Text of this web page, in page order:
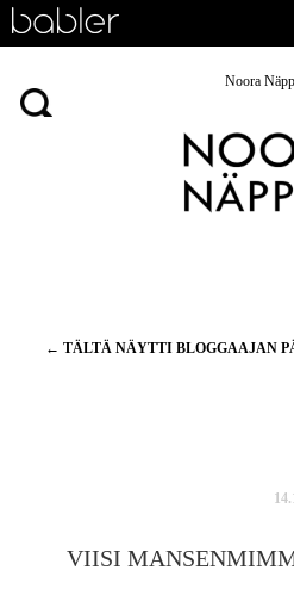
Noora
Artikkelien
← TÄLTÄ NÄYTTI BLOGGAAJAN
VIISI